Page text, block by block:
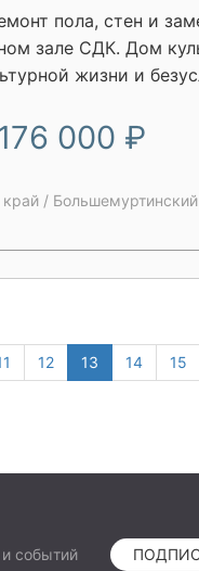
пола, стен и
зале СДК. Дом
жизни и
поселка
000 ₽
/
12 13 14 15
событий